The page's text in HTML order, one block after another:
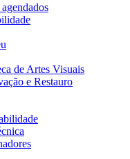
de Artes Visuais
e Restauro